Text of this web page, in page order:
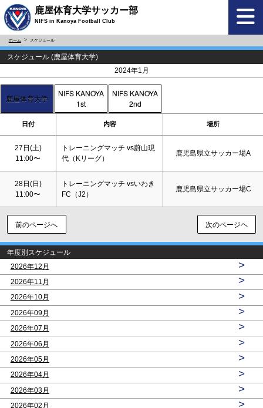
鹿屋体育大学サッカー部
NIFS in Kanoya Football Club
ホーム スケジュール
スケジュール (鹿屋体育大学)
2024年1月
鹿屋体育大学
NIFS KANOYA
1st
NIFS KANOYA
2nd
日付 内容 場所
27日(土)
11:00〜
トレーニングマッチ vs蔚山現
代（Kリーグ）
鹿児島県立サッカー場A
28日(日)
11:00〜
トレーニングマッチ vsいわき
FC（J2）
鹿児島県立サッカー場C
前のページへ 次のページヘ
年度別スケジュール
2026年12月
>
2026年11月 >
2026年10月 >
2026年09月 >
2026年07月 >
2026年06月 >
2026年05月 >
2026年04月 >
2026年03月 >
2026年02月 >